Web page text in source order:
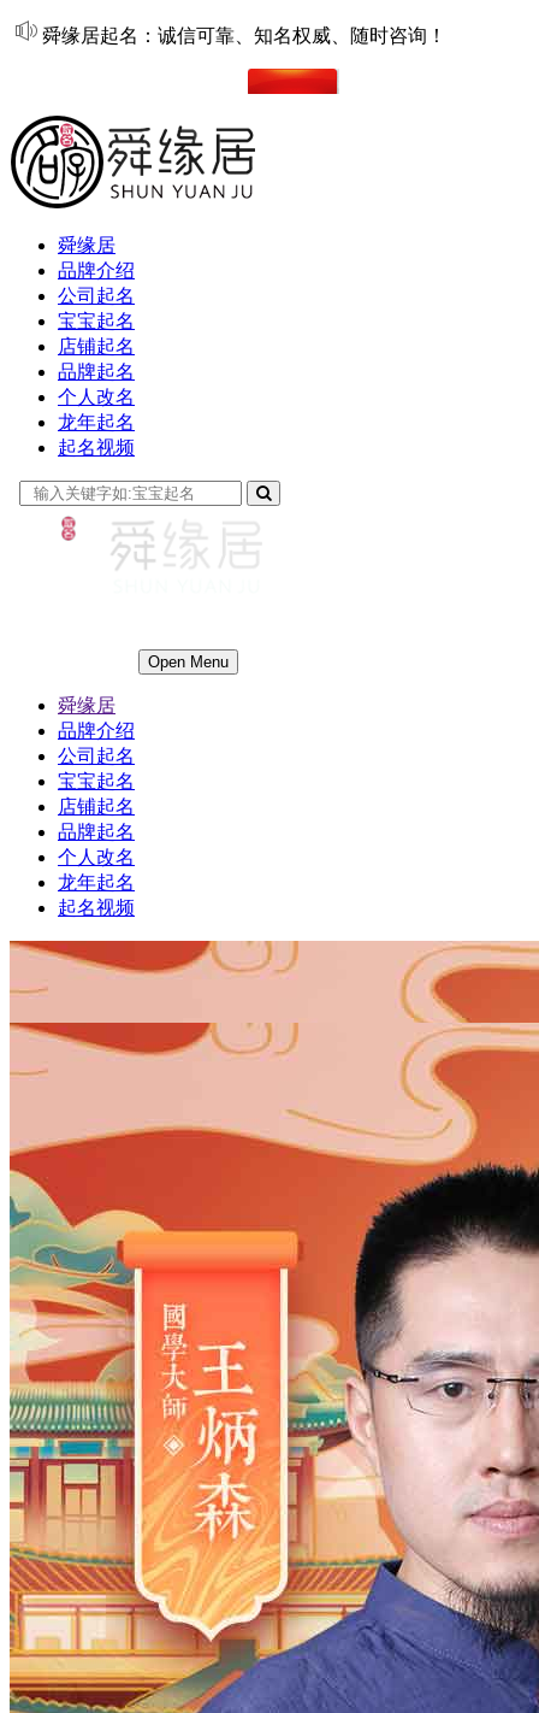
舜缘居起名：诚信可靠、知名权威、随时咨询！
舜缘居
品牌介绍
公司起名
宝宝起名
店铺起名
品牌起名
个人改名
龙年起名
起名视频
Open Menu
舜缘居
品牌介绍
公司起名
宝宝起名
店铺起名
品牌起名
个人改名
龙年起名
起名视频
男
男 女
出生时间
2026年 日20 时18分
年
2028
2027 2026 2025 2024
2023
2022
2021 2020 2019 2018
2015
2014 2013 2012 2011
2009
2008 2007 2006 2005
2003
2002
2001 2000 1999 1998
1997
1995 1994 1993 1991
1990
1989
1988 1987 1986 1985
1984
1983
1982 1981 1980 1979 1978
1977
1976
1975 1974 1973 1972
1971
1969 1968 1967 1966 1965
1964
1963
1962 1961 1960 1959
1958
1957
1956 1955 1953 1952
1951
1950
1949 1948 1947